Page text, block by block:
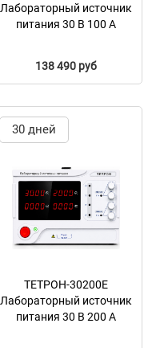
Лабораторный источник
питания 30 В 100 А
138 490 руб
30 дней
ТЕТРОН-30200Е
Лабораторный источник
питания 30 В 200 А